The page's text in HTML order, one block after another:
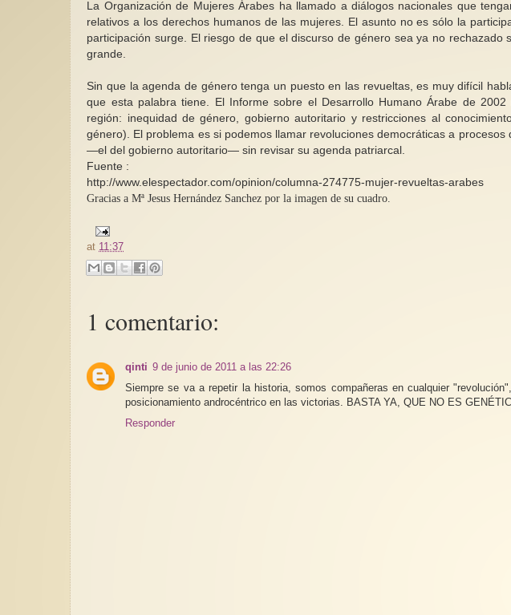
La Organización de Mujeres Árabes ha llamado a diálogos nacionales que
relativos a los derechos humanos de las mujeres. El asunto no es sólo la
participación surge. El riesgo de que el discurso de género sea ya no rechazado
grande.
Sin que la agenda de género tenga un puesto en las revueltas, es muy difícil
que esta palabra tiene. El Informe sobre el Desarrollo Humano Árabe de
región: inequidad de género, gobierno autoritario y restricciones al
género). El problema es si podemos llamar revoluciones democráticas a
—el del gobierno autoritario— sin revisar su agenda patriarcal.
Fuente :
http://www.elespectador.com/opinion/columna-274775-mujer-revueltas-arabes
Gracias a Mª Jesus Hernández Sanchez por la imagen de su cuadro.
at 11:37
1 comentario:
qinti 9 de junio de 2011 a las 22:26
Siempre se va a repetir la historia, somos compañeras en cualquier
posicionamiento androcéntrico en las victorias. BASTA YA, QUE NO ES
Responder